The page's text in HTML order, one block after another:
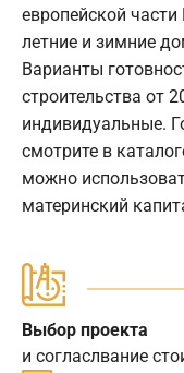
европейской
летние и зимние
Варианты
строительства от
индивидуальные.
смотрите в
можно
материнский
Выбор проекта
и согласлвание